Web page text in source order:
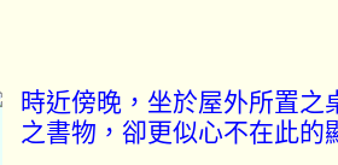
時近傍晚，坐於屋外所置
之書物，卻更似心不在此的